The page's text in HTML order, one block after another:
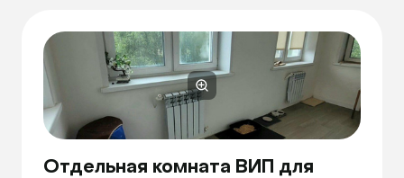
Отдельная комната ВИП для